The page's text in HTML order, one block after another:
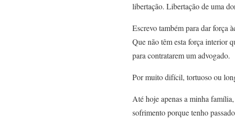
libertação. Libertação de uma
Escrevo também para dar força
Que não têm esta força interior
para contratarem um advogado.
Por muito difícil, tortuoso ou
Até hoje apenas a minha
sofrimento porque tenho